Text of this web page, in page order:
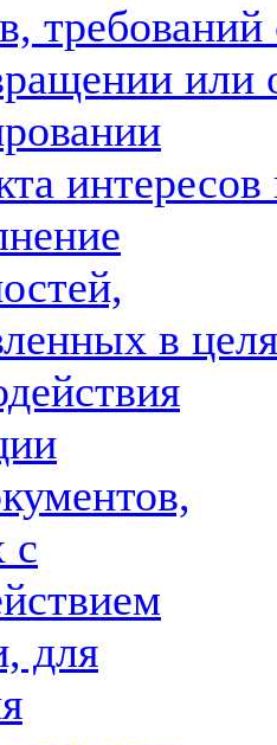
требований
или
интересов
в
с
для